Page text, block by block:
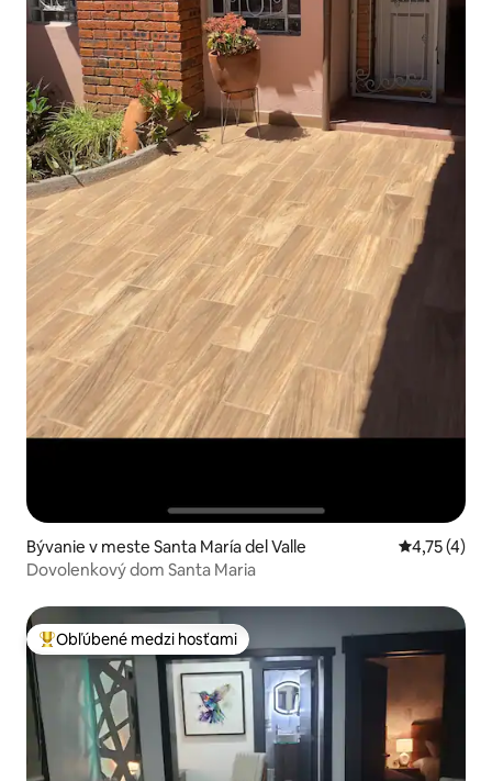
Bývanie v meste Santa María del Valle Priemerné
4,75 (4)
Dovolenkový dom Santa Maria
Najobľúbenejšie medzi hosťami
Obľúbené medzi hosťami